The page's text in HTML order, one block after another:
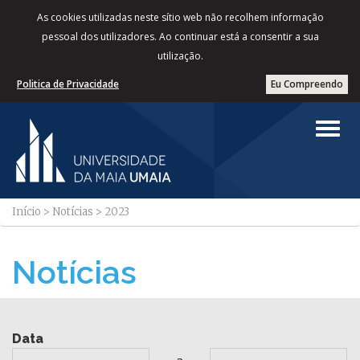
As cookies utilizadas neste sítio web não recolhem informação
pessoal dos utilizadores. Ao continuar está a consentir a sua
utilização.
Eu Compreendo
Politica de Privacidade
Início > Notícias > 2023
Notícias
Data